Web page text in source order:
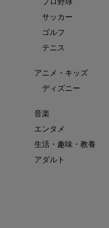
サッカー
ゴルフ
テニス
アニメ・キッズ
ディズニー
音楽
エンタメ
生活・趣味・教養
アダルト